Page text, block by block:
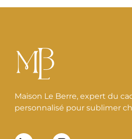
Maison Le Berre, expert du
personnalisé pour sublimer